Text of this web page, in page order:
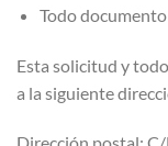
Todo
Esta solicitud y
a la siguiente